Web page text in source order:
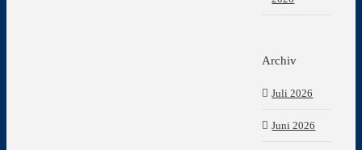
Archiv
Juli 2026
Juni 2026